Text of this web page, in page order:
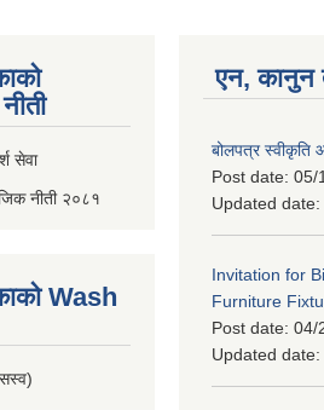
सेवा
नीती २०८१
Wash
एन, कानुन
बोलपत्र
Post date: 05/
Updated date:
Invitation for
Furniture
Post date: 04/
Updated date: